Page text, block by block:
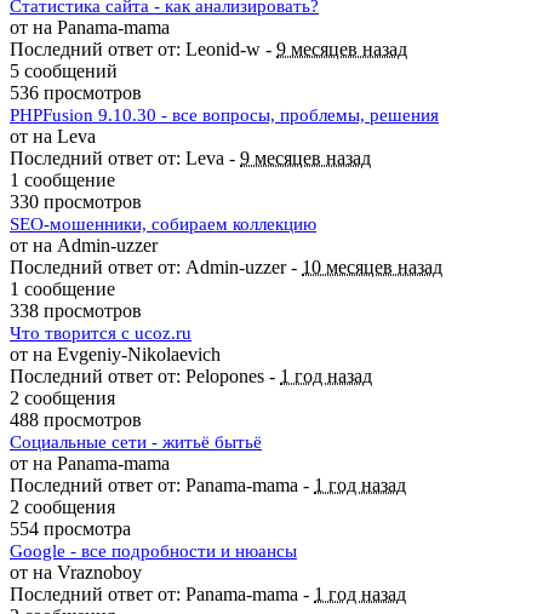
Статистика сайта - как анализировать?
от на Panama-mama
Последний ответ от: Leonid-w - 9 месяцев назад
5 сообщений
536 просмотров
PHPFusion 9.10.30 - все вопросы, проблемы, решения
от на Leva
Последний ответ от: Leva - 9 месяцев назад
1 сообщение
330 просмотров
SEO-мошенники, собираем коллекцию
от на Admin-uzzer
Последний ответ от: Admin-uzzer - 10 месяцев назад
1 сообщение
338 просмотров
Что творится с ucoz.ru
от на Evgeniy-Nikolaevich
Последний ответ от: Pelopones - 1 год назад
2 сообщения
488 просмотров
Социальные сети - житьё бытьё
от на Panama-mama
Последний ответ от: Panama-mama - 1 год назад
2 сообщения
554 просмотра
Google - все подробности и нюансы
от на Vraznoboy
Последний ответ от: Panama-mama - 1 год назад